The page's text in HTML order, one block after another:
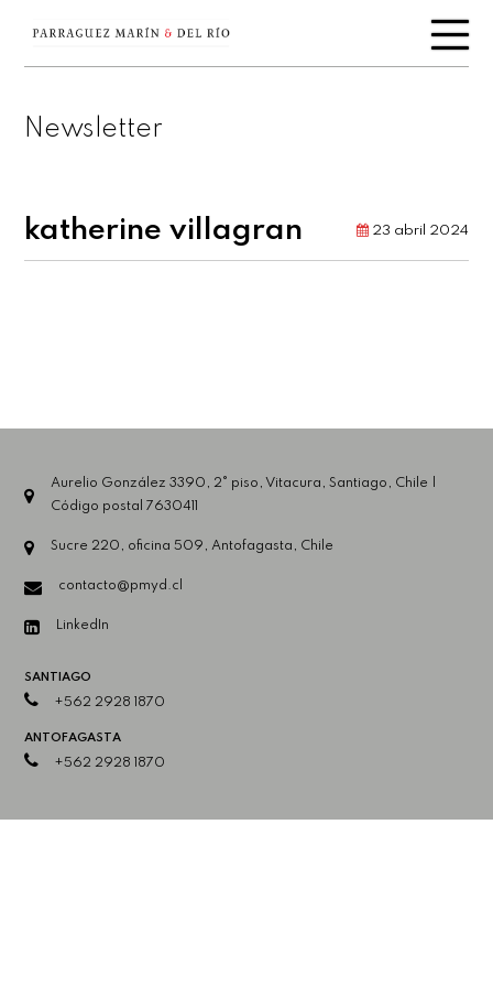
Newsletter
katherine villagran 23 abril 2024
Aurelio González 3390, 2° piso, Vitacura, Santiago, Chile |
Código postal 7630411
Sucre 220, oficina 509, Antofagasta, Chile
contacto@pmyd.cl
LinkedIn
SANTIAGO
+562 2928 1870
ANTOFAGASTA
+562 2928 1870